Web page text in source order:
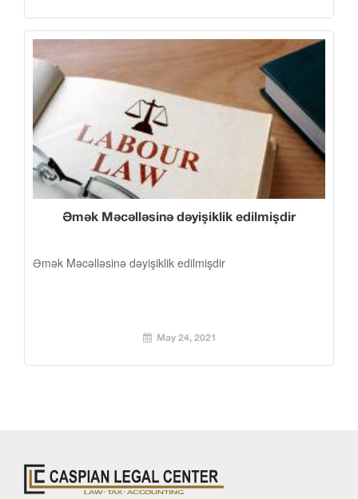
Əmək Məcəlləsinə dəyişiklik edilmişdir
Əmək Məcəlləsinə dəyişiklik edilmişdir
May 24, 2021